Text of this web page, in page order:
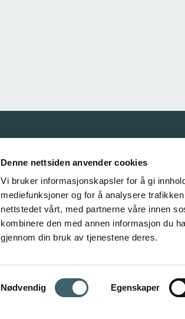
Denne nettsiden anvender cookies
Vi bruker informasjonskapsler for å gi
mediefunksjoner og for å analysere
nettstedet vårt, med partnerne våre innen
kombinere den med annen informasjon du
gjennom din bruk av tjenestene deres.
Samtykkevalg
Nødvendig Egenskaper
Våre